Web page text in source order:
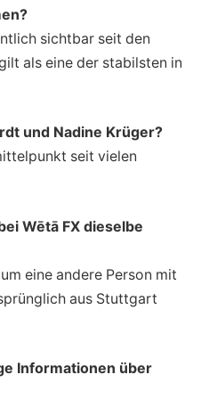
sichtbar seit den
als eine der stabilsten in
und Nadine Krüger?
seit vielen
Wētā FX dieselbe
eine andere Person mit
aus Stuttgart
Informationen über